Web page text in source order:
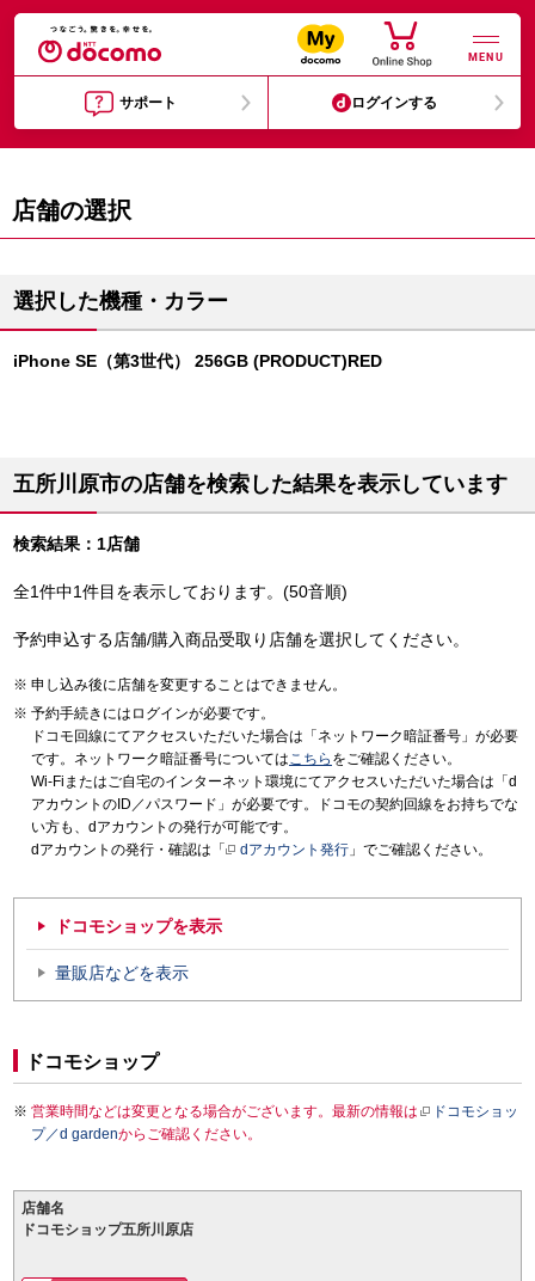
MENU
サポート ログインする
店舗の選択
選択した機種・カラー
iPhone SE（第3世代） 256GB (PRODUCT)RED
五所川原市の店舗を検索した結果を表示しています
検索結果：1店舗
全1件中1件目を表示しております。(50音順)
予約申込する店舗/購入商品受取り店舗を選択してください。
申し込み後に店舗を変更することはできません。
予約手続きにはログインが必要です。
ドコモ回線にてアクセスいただいた場合は「ネットワーク暗証番号」が必要
です。ネットワーク暗証番号についてはこちら をご確認ください。
Wi-Fiまたはご自宅のインターネット環境にてアクセスいただいた場合は「d
アカウントのID／パスワード」が必要です。ドコモの契約回線をお持ちでな
い方も、dアカウントの発行が可能です。
dアカウントの発行・確認は「
dアカウント発行 」でご確認ください。
ドコモショップを表示
量販店などを表示
ドコモショップ
営業時間などは変更となる場合がございます。最新の情報は
ドコモショッ
プ／d gardenからご確認ください。
店舗名
ドコモショップ五所川原店